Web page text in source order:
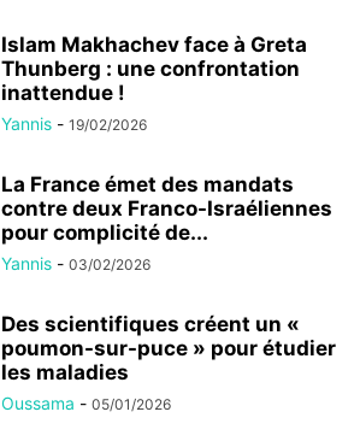
Islam Makhachev face à Greta
Thunberg : une confrontation
inattendue !
Yannis - 19/02/2026
La France émet des mandats
contre deux Franco-Israéliennes
pour complicité de...
Yannis - 03/02/2026
Des scientifiques créent un «
poumon-sur-puce » pour étudier
les maladies
Oussama - 05/01/2026